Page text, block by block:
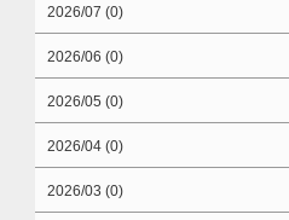
2026/07 (0)
2026/06 (0)
2026/05 (0)
2026/04 (0)
2026/03 (0)